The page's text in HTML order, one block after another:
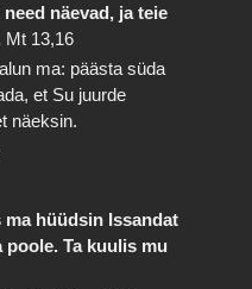
näevad, ja teie
Mt 13,16
ma: päästa süda
et Su juurde
näeksin.
hüüdsin Issandat
poole. Ta kuulis mu